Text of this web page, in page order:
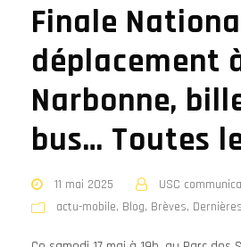
Finale
déplacement
Narbonne,
bus… Toutes
11 mai 2025
USC
actu-mobile, Blog, Brèves,